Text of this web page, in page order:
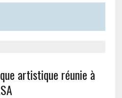
artistique réunie à